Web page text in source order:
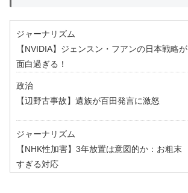
ジャーナリズム
【NVIDIA】ジェンスン・フアンの日本戦略が
面白過ぎる！
政治
【辺野古事故】遺族が百田発言に激怒
ジャーナリズム
【NHK性加害】3年放置は意図的か：お粗末
すぎる対応